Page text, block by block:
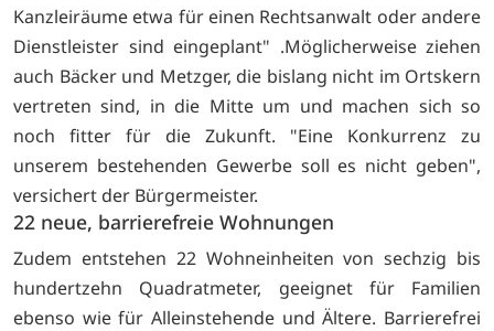
Kanzleiräume etwa für einen Rechtsanwalt oder andere
Dienstleister sind eingeplant" .Möglicherweise ziehen
auch Bäcker und Metzger, die bislang nicht im Ortskern
vertreten sind, in die Mitte um und machen sich so
noch fitter für die Zukunft. "Eine Konkurrenz zu
unserem bestehenden Gewerbe soll es nicht geben",
versichert der Bürgermeister.
22 neue, barrierefreie Wohnungen
Zudem entstehen 22 Wohneinheiten von sechzig bis
hundertzehn Quadratmeter, geeignet für Familien
ebenso wie für Alleinstehende und Ältere. Barrierefrei